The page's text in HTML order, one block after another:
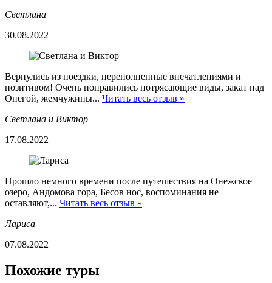
Светлана
30.08.2022
Вернулись из поездки, переполненные впечатлениями и
позитивом! Очень понравились потрясающие виды, закат над
Онегой, жемчужины... Читать весь отзыв »
Светлана и Виктор
17.08.2022
Прошло немного времени после путешествия на Онежское
озеро, Андомова гора, Бесов нос, воспоминания не
оставляют,... Читать весь отзыв »
Лариса
07.08.2022
Похожие туры